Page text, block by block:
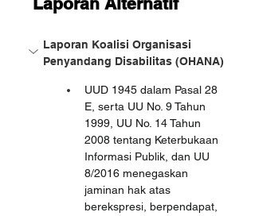
Laporan Koalisi Organisasi
Penyandang Disabilitas (OHANA)
UUD 1945 dalam Pasal 28
E, serta UU No. 9 Tahun
1999, UU No. 14 Tahun
2008 tentang Keterbukaan
Informasi Publik, dan UU
8/2016 menegaskan
jaminan hak atas
berekspresi, berpendapat,